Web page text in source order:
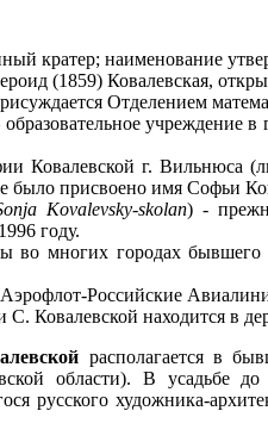
кратер; наименование
(1859) Ковалевская,
Отделением
учреждение
Ковалевской г. Вильнюса
было присвоено имя Софьи
Kovalevsky-skolan) -
году.
во многих городах
Российские
Ковалевской находится в
располагается в
области). В усадьбе
русского художника-